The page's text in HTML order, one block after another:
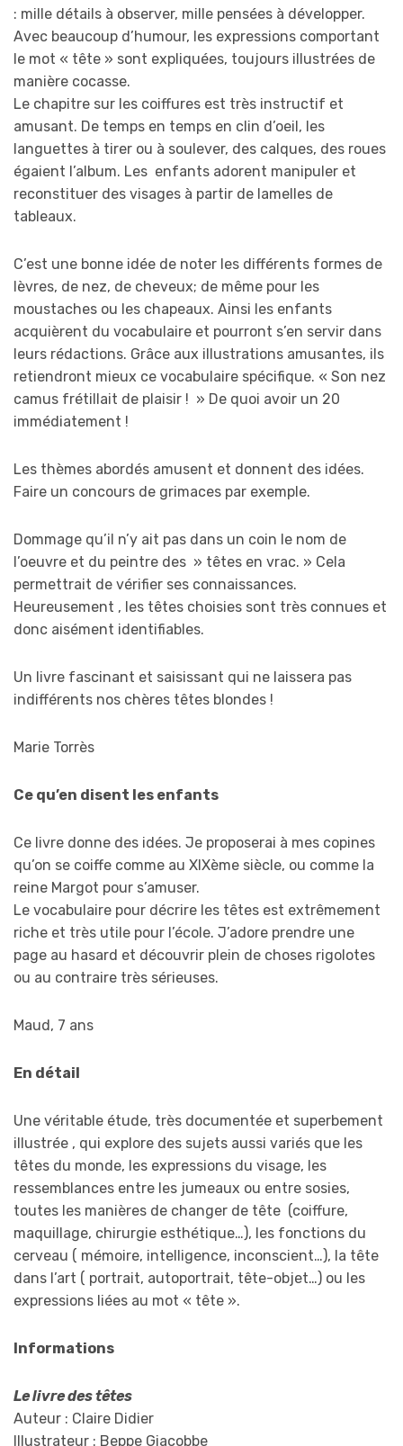
: mille détails à observer, mille pensées à développer.
Avec beaucoup d’humour, les expressions comportant
le mot « tête » sont expliquées, toujours illustrées de
manière cocasse.
Le chapitre sur les coiffures est très instructif et
amusant. De temps en temps en clin d’oeil, les
languettes à tirer ou à soulever, des calques, des roues
égaient l’album. Les enfants adorent manipuler et
reconstituer des visages à partir de lamelles de
tableaux.
C’est une bonne idée de noter les différents formes de
lèvres, de nez, de cheveux; de même pour les
moustaches ou les chapeaux. Ainsi les enfants
acquièrent du vocabulaire et pourront s’en servir dans
leurs rédactions. Grâce aux illustrations amusantes, ils
retiendront mieux ce vocabulaire spécifique. « Son nez
camus frétillait de plaisir ! » De quoi avoir un 20
immédiatement !
Les thèmes abordés amusent et donnent des idées.
Faire un concours de grimaces par exemple.
Dommage qu’il n’y ait pas dans un coin le nom de
l’oeuvre et du peintre des » têtes en vrac. » Cela
permettrait de vérifier ses connaissances.
Heureusement , les têtes choisies sont très connues et
donc aisément identifiables.
Un livre fascinant et saisissant qui ne laissera pas
indifférents nos chères têtes blondes !
Marie Torrès
Ce qu’en disent les enfants
Ce livre donne des idées. Je proposerai à mes copines
qu’on se coiffe comme au XIXème siècle, ou comme la
reine Margot pour s’amuser.
Le vocabulaire pour décrire les têtes est extrêmement
riche et très utile pour l’école. J’adore prendre une
page au hasard et découvrir plein de choses rigolotes
ou au contraire très sérieuses.
Maud, 7 ans
En détail
Une véritable étude, très documentée et superbement
illustrée , qui explore des sujets aussi variés que les
têtes du monde, les expressions du visage, les
ressemblances entre les jumeaux ou entre sosies,
toutes les manières de changer de tête (coiffure,
maquillage, chirurgie esthétique…), les fonctions du
cerveau ( mémoire, intelligence, inconscient…), la tête
dans l’art ( portrait, autoportrait, tête-objet…) ou les
expressions liées au mot « tête ».
Informations
Le livre des têtes
Auteur : Claire Didier
Illustrateur : Beppe Giacobbe